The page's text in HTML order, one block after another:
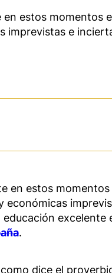
estos momentos
e
en estos
excelente
.
dice el